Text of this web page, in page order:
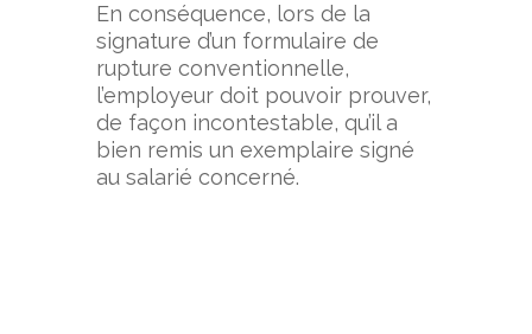
En conséquence, lors de la
signature d’un formulaire de
rupture conventionnelle,
l’employeur doit pouvoir prouver,
de façon incontestable, qu’il a
bien remis un exemplaire signé
au salarié concerné.